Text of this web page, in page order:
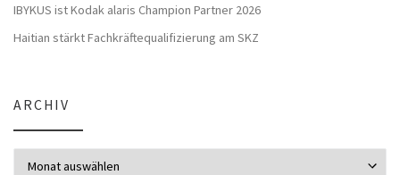
IBYKUS ist Kodak alaris Champion Partner 2026
Haitian stärkt Fachkräftequalifizierung am SKZ
ARCHIV